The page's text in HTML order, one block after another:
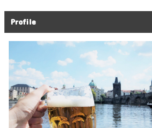
Profile